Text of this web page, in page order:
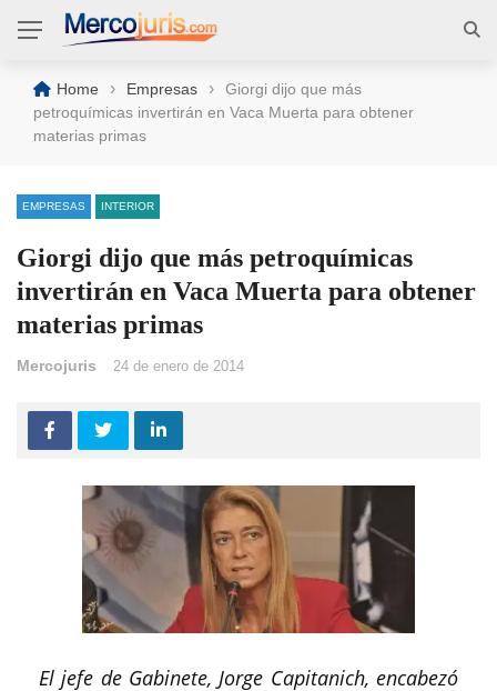
Home › Empresas ›
Giorgi dijo que más
petroquímicas invertirán en Vaca Muerta para obtener
materias primas
EMPRESAS INTERIOR
Giorgi dijo que más petroquímicas
invertirán en Vaca Muerta para obtener
materias primas
Mercojuris 24 de enero de 2014
El jefe de Gabinete, Jorge Capitanich, encabezó